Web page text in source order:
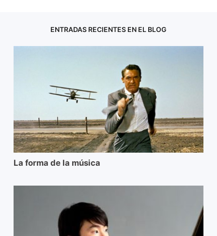
ENTRADAS RECIENTES EN EL BLOG
La forma de la música